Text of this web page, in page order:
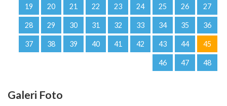
19 20 21 22 23 24 25 26 27
28 29 30 31 32 33 34 35 36
37 38 39 40 41 42 43 44 45
46 47 48
Galeri Foto